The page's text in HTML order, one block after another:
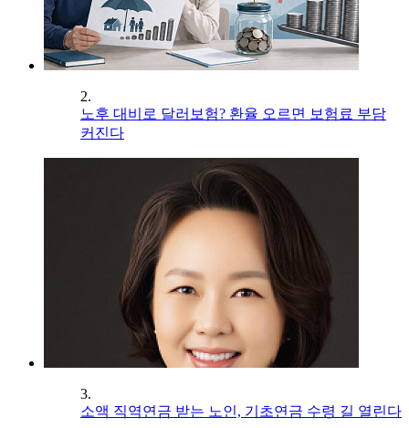
2.
노후 대비로 달러보험? 환율 오르면 보험료 부담
커진다
3.
소액 직역연금 받는 노인, 기초연금 수령 길 열린다